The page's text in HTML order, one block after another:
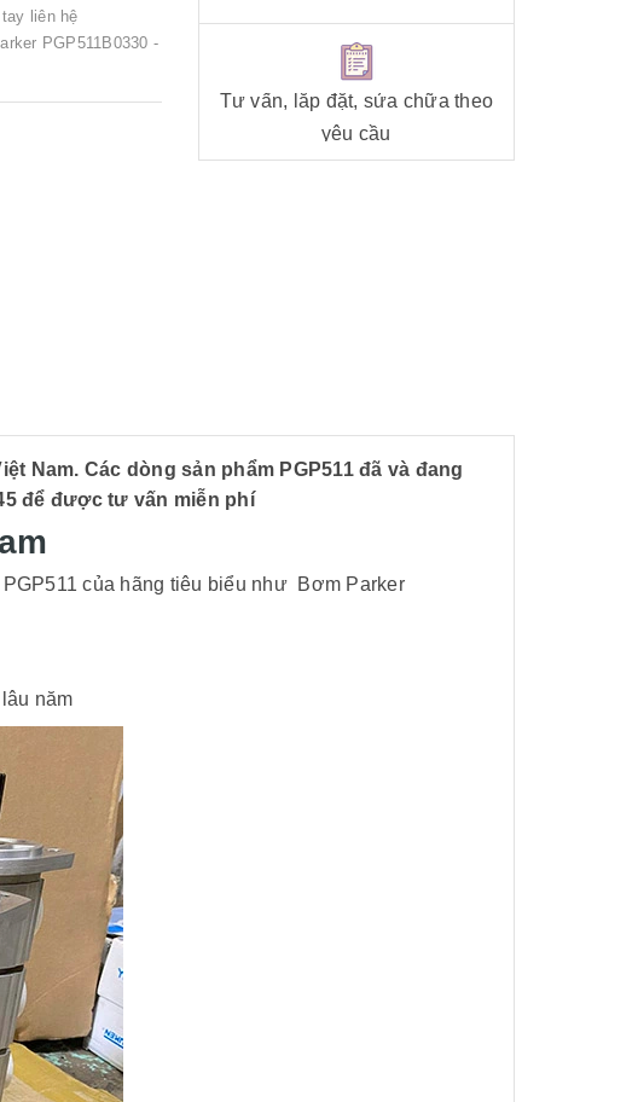
liên hệ
PGP511B0330 -
Tư vấn, lắp đặt, sửa chữa theo
yêu cầu
Nam. Các dòng sản phẩm PGP511 đã và đang
để được tư vấn miễn phí
của hãng tiêu biểu như Bơm Parker
năm